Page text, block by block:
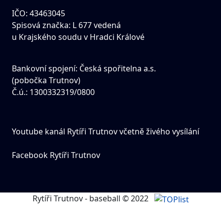
IČO: 43463045
Spisová značka: L 677 vedená
u Krajského soudu v Hradci Králové
Bankovní spojení: Česká spořitelna a.s.
(pobočka Trutnov)
Č.ú.: 1300332319/0800
Youtube kanál Rytíři Trutnov včetně živého vysílání
Facebook Rytíři Trutnov
Rytíři Trutnov - baseball © 2022